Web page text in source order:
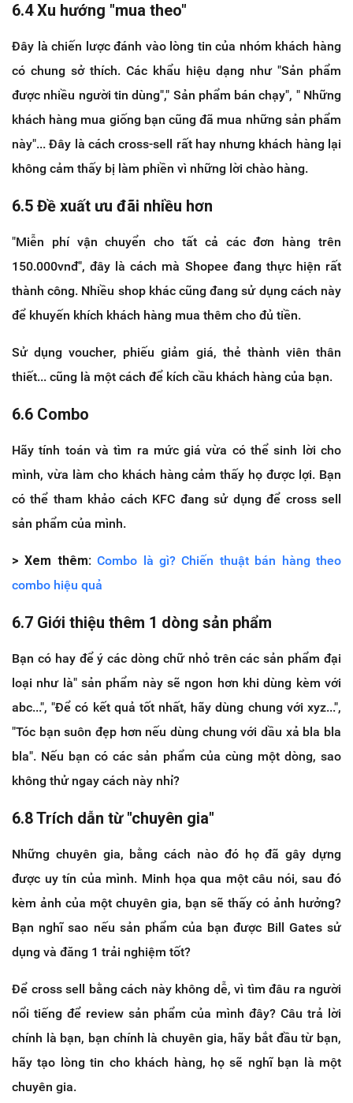
6.4 Xu hướng "mua theo"
Đây là chiến lược đánh vào lòng tin của nhóm khách hàng
có chung sở thích. Các khẩu hiệu dạng như "Sản phẩm
được nhiều người tin dùng"," Sản phẩm bán chạy", " Những
khách hàng mua giống bạn cũng đã mua những sản phẩm
này"... Đây là cách cross-sell rất hay nhưng khách hàng lại
không cảm thấy bị làm phiền vì những lời chào hàng.
6.5 Đề xuất ưu đãi nhiều hơn
"Miễn phí vận chuyển cho tất cả các đơn hàng trên
150.000vnđ", đây là cách mà Shopee đang thực hiện rất
thành công. Nhiều shop khác cũng đang sử dụng cách này
để khuyến khích khách hàng mua thêm cho đủ tiền.
Sử dụng voucher, phiếu giảm giá, thẻ thành viên thân
thiết... cũng là một cách để kích cầu khách hàng của bạn.
6.6 Combo
Hãy tính toán và tìm ra mức giá vừa có thể sinh lời cho
mình, vừa làm cho khách hàng cảm thấy họ được lợi. Bạn
có thể tham khảo cách KFC đang sử dụng để cross sell
sản phẩm của mình.
> Xem thêm:Combo là gì? Chiến thuật bán hàng theo
combo hiệu quả
6.7 Giới thiệu thêm 1 dòng sản phẩm
Bạn có hay để ý các dòng chữ nhỏ trên các sản phẩm đại
loại như là" sản phẩm này sẽ ngon hơn khi dùng kèm với
abc...", "Để có kết quả tốt nhất, hãy dùng chung với xyz...",
"Tóc bạn suôn đẹp hơn nếu dùng chung với dầu xả bla bla
bla". Nếu bạn có các sản phẩm của cùng một dòng, sao
không thử ngay cách này nhỉ?
6.8 Trích dẫn từ "chuyên gia"
Những chuyên gia, bằng cách nào đó họ đã gây dựng
được uy tín của mình. Minh họa qua một câu nói, sau đó
kèm ảnh của một chuyên gia, bạn sẽ thấy có ảnh hưởng?
Bạn nghĩ sao nếu sản phẩm của bạn được Bill Gates sử
dụng và đăng 1 trải nghiệm tốt?
Để cross sell bằng cách này không dễ, vì tìm đâu ra người
nổi tiếng để review sản phẩm của mình đây? Câu trả lời
chính là bạn, bạn chính là chuyên gia, hãy bắt đầu từ bạn,
hãy tạo lòng tin cho khách hàng, họ sẽ nghĩ bạn là một
chuyên gia.